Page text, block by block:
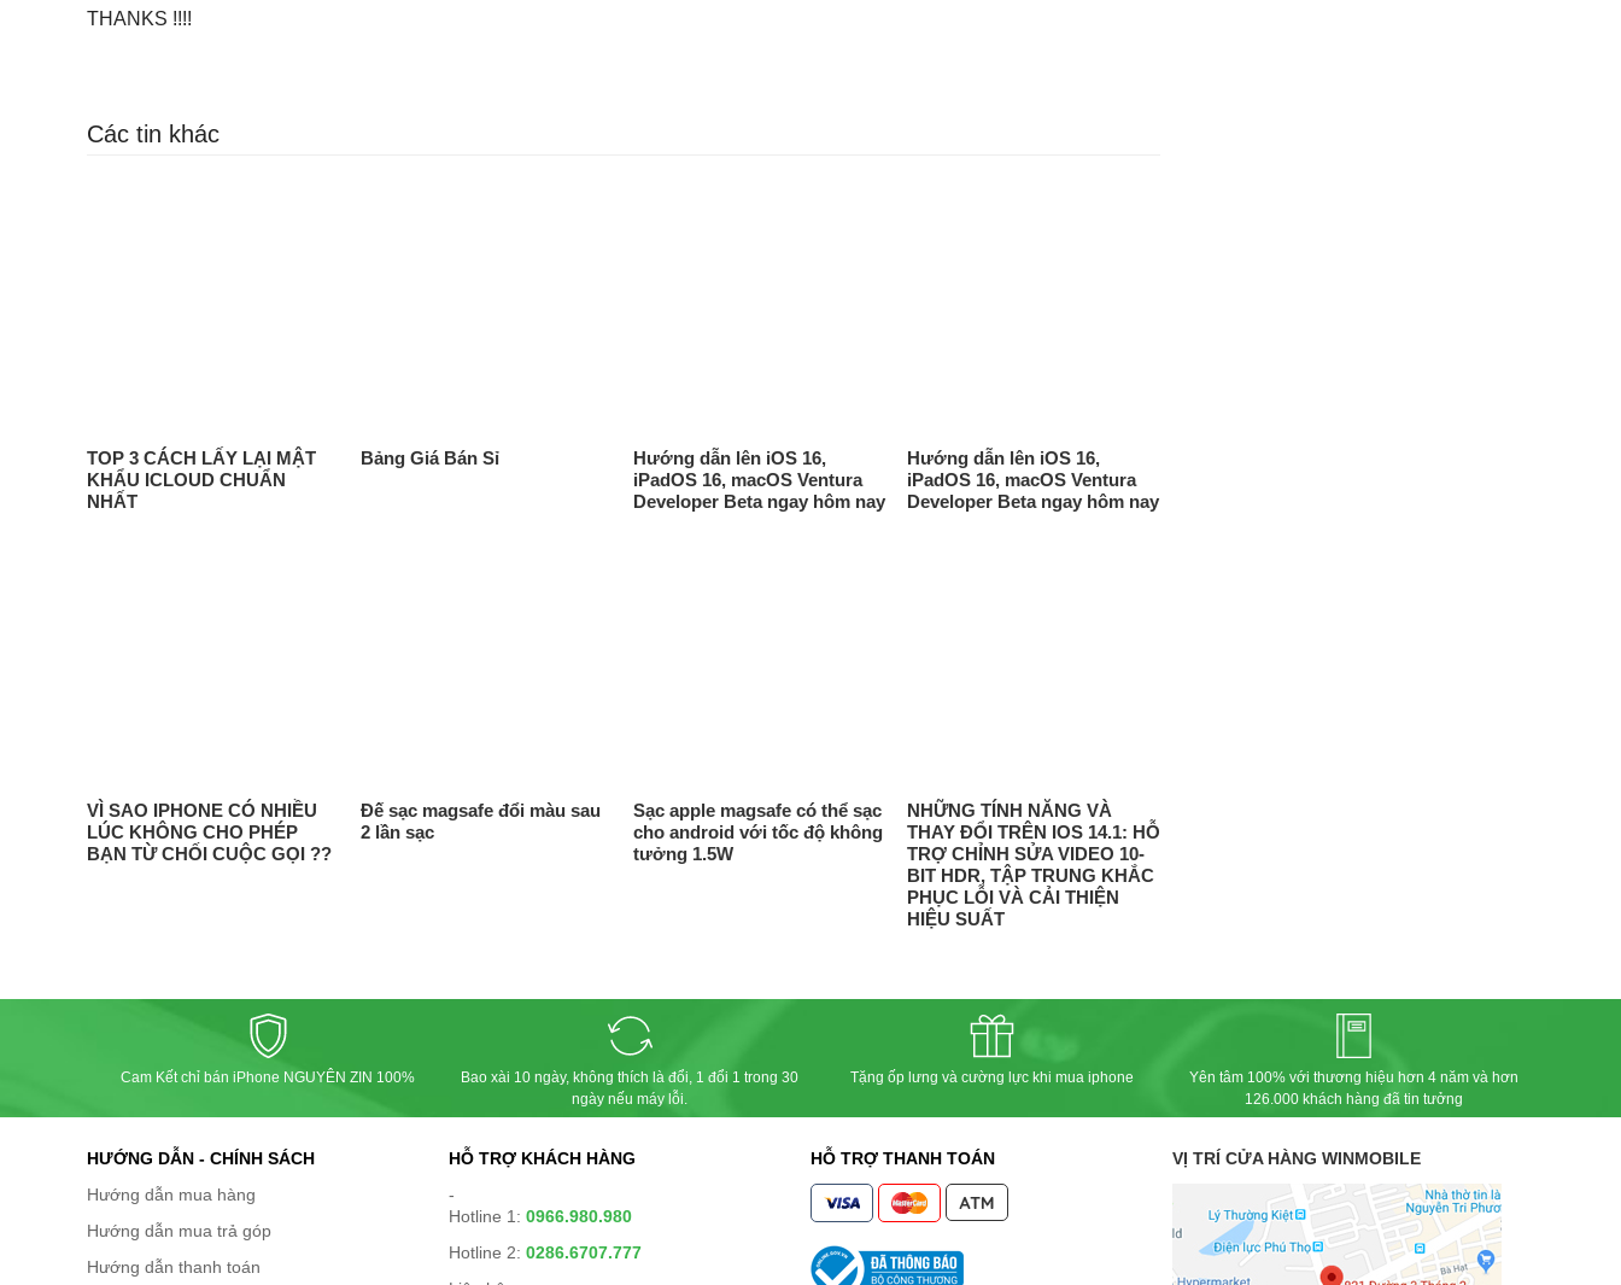
THANKS !!!!
Các tin khác
TOP 3 CÁCH LẤY LẠI MẬT
KHẨU ICLOUD CHUẨN
NHẤT
Bảng Giá Bán Sỉ
Hướng dẫn lên iOS 16,
iPadOS 16, macOS Ventura
Developer Beta ngay hôm nay
Hướng dẫn lên iOS 16,
iPadOS 16, macOS Ventura
Developer Beta ngay hôm nay
VÌ SAO IPHONE CÓ NHIỀU
LÚC KHÔNG CHO PHÉP
BẠN TỪ CHỐI CUỘC GỌI ??
Đế sạc magsafe đổi màu sau
2 lần sạc
Sạc apple magsafe có thể sạc
cho android với tốc độ không
tưởng 1.5W
NHỮNG TÍNH NĂNG VÀ
THAY ĐỔI TRÊN IOS 14.1: HỖ
TRỢ CHỈNH SỬA VIDEO 10-
BIT HDR, TẬP TRUNG KHẮC
PHỤC LỖI VÀ CẢI THIỆN
HIỆU SUẤT
Cam Kết chỉ bán iPhone NGUYÊN ZIN 100%
Bao xài 10 ngày, không thích là đổi, 1 đổi 1 trong 30
ngày nếu máy lỗi.
Tặng ốp lưng và cường lực khi mua iphone
Yên tâm 100% với thương hiệu hơn 4 năm và hơn
126.000 khách hàng đã tin tưởng
HƯỚNG DẪN - CHÍNH SÁCH
Hướng dẫn mua hàng
Hướng dẫn mua trả góp
Hướng dẫn thanh toán
HỖ TRỢ KHÁCH HÀNG
-
Hotline 1: 0966.980.980
Hotline 2: 0286.6707.777
HỖ TRỢ THANH TOÁN VỊ TRÍ CỬA HÀNG WINMOBILE